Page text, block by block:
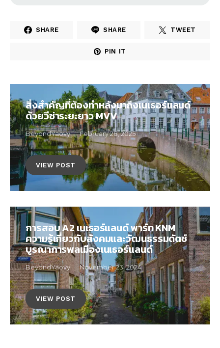
SHARE SHARE TWEET
PIN IT
สิ่งสำคัญที่ต้องทำหลังมาถึงเนเธอร์แลนด์
ด้วยวีซ่าระยะยาว MVV
BeyondYaovy February 28, 2025
VIEW POST
การสอบ A2 เนเธอร์แลนด์ พาร์ท KNM
ความรู้เกี่ยวกับสังคมและวัฒนธรรมดัตช์
บูรณาการพลเมืองเนเธอร์แลนด์
BeyondYaovy November 23, 2024
VIEW POST